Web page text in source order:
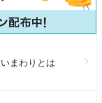
まわりとは